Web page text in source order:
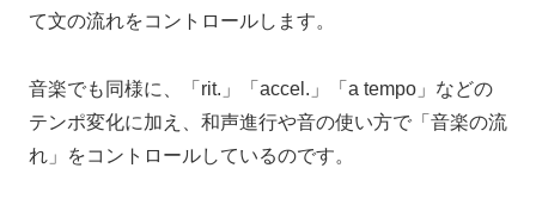
て文の流れをコントロールします。
音楽でも同様に、「rit.」「accel.」「a tempo」などの
テンポ変化に加え、和声進行や音の使い方で「音楽の流
れ」をコントロールしているのです。